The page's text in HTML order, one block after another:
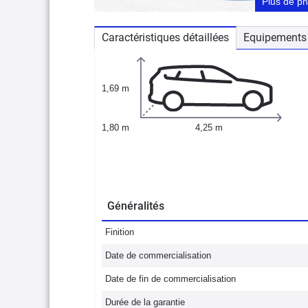
Caractéristiques détaillées
1,69 m
1,80 m 4,25 m
Généralités
Finition
Date de commercialisation
Date de fin de commercialisation
Durée de la garantie